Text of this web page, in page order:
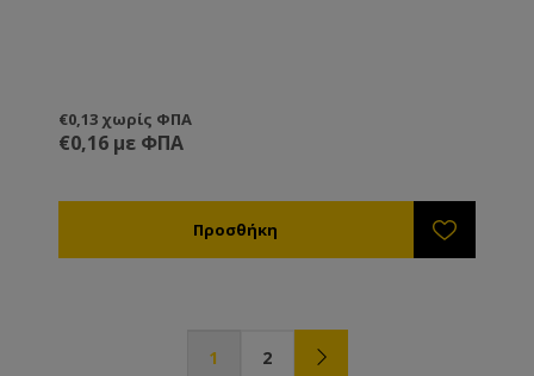
€0,13 χωρίς ΦΠΑ
€0,16 με ΦΠΑ
1 2